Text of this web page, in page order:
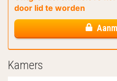
door lid te worden
Kamers